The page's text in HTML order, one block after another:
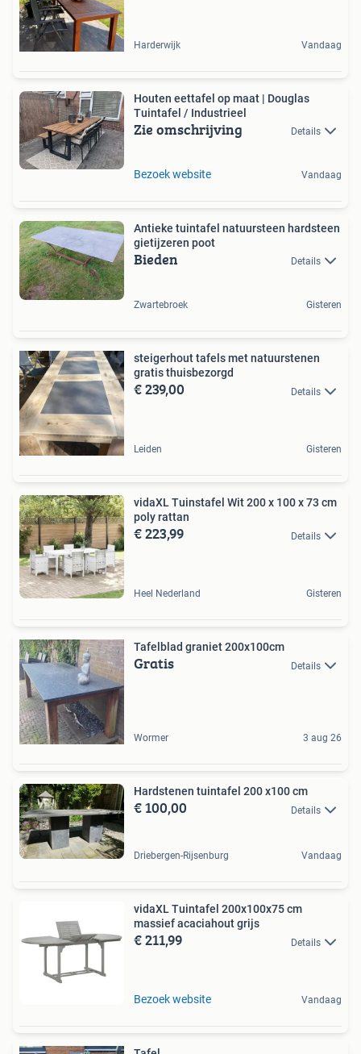
Harderwijk Vandaag
Houten eettafel op maat | Douglas
Tuintafel / Industrieel
Zie omschrijving Details
Bezoek website Vandaag
Antieke tuintafel natuursteen hardsteen
gietijzeren poot
Bieden Details
Zwartebroek Gisteren
steigerhout tafels met natuurstenen
gratis thuisbezorgd
€ 239,00 Details
Leiden Gisteren
vidaXL Tuinstafel Wit 200 x 100 x 73 cm
poly rattan
€ 223,99 Details
Heel Nederland Gisteren
Tafelblad graniet 200x100cm
Gratis Details
Wormer 3 aug 26
Hardstenen tuintafel 200 x100 cm
€ 100,00 Details
Driebergen-Rijsenburg Vandaag
vidaXL Tuintafel 200x100x75 cm
massief acaciahout grijs
€ 211,99 Details
Bezoek website Vandaag